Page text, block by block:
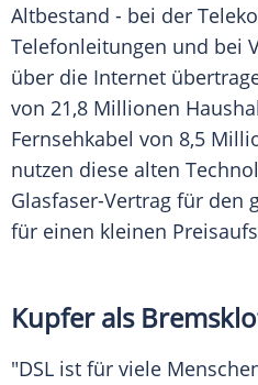
Altbestand - bei der
Telefonleitungen und bei
über die Internet
von 21,8 Millionen
Fernsehkabel von 8,5
nutzen diese alten
Glasfaser-Vertrag für den
für einen kleinen
Kupfer als
"DSL ist für viele